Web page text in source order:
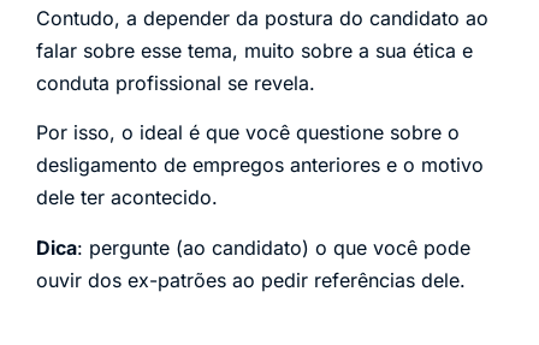
Contudo, a depender da postura do candidato ao
falar sobre esse tema, muito sobre a sua ética e
conduta profissional se revela.
Por isso, o ideal é que você questione sobre o
desligamento de empregos anteriores e o motivo
dele ter acontecido.
Dica: pergunte (ao candidato) o que você pode
ouvir dos ex-patrões ao pedir referências dele.